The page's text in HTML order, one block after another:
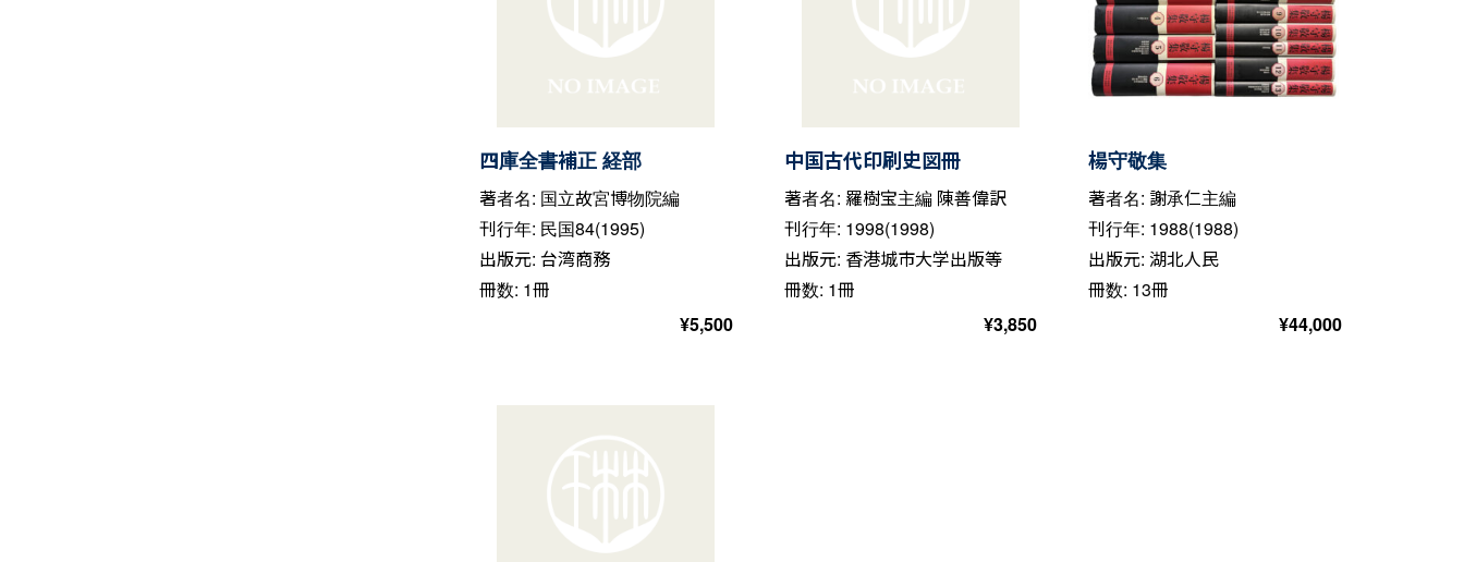
四庫全書補正 経部
著者名: 国立故宮博物院編
刊行年: 民国84(1995)
出版元: 台湾商務
冊数: 1冊
¥5,500
中国古代印刷史図冊
著者名: 羅樹宝主編 陳善偉訳
刊行年: 1998(1998)
出版元: 香港城市大学出版等
冊数: 1冊
¥3,850
楊守敬集
著者名: 謝承仁主編
刊行年: 1988(1988)
出版元: 湖北人民
冊数: 13冊
¥44,000